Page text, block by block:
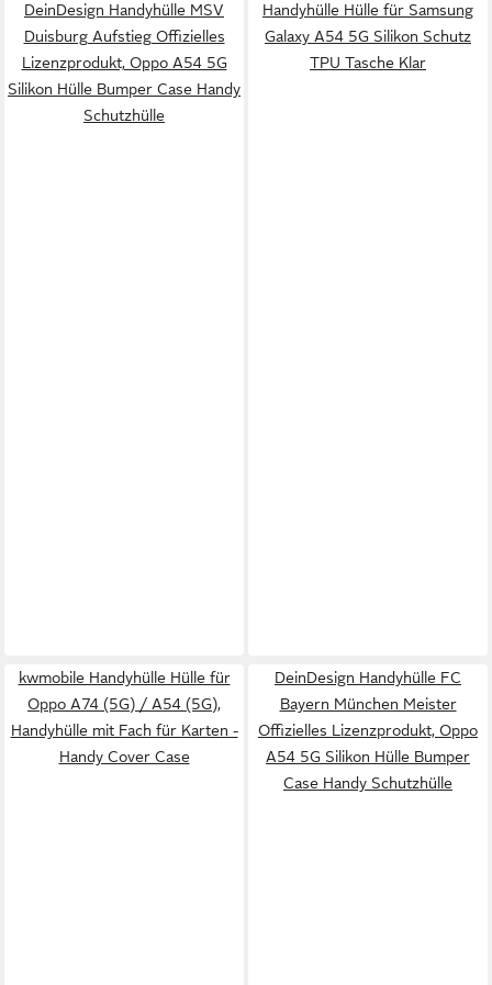
DeinDesign Handyhülle MSV
Duisburg Aufstieg Offizielles
Lizenzprodukt, Oppo A54 5G
Silikon Hülle Bumper Case Handy
Schutzhülle
Handyhülle Hülle für Samsung
Galaxy A54 5G Silikon Schutz
TPU Tasche Klar
kwmobile Handyhülle Hülle für
Oppo A74 (5G) / A54 (5G),
Handyhülle mit Fach für Karten -
Handy Cover Case
DeinDesign Handyhülle FC
Bayern München Meister
Offizielles Lizenzprodukt, Oppo
A54 5G Silikon Hülle Bumper
Case Handy Schutzhülle